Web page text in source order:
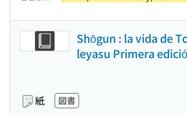
Shōgun : la vida de
leyasu Primera
紙 図書